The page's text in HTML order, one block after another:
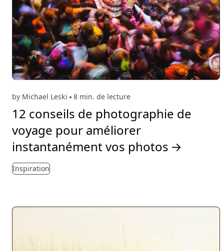
by Michael Leski 8 min. de lecture
12 conseils de photographie de
voyage pour améliorer
instantanément vos photos →
Inspiration